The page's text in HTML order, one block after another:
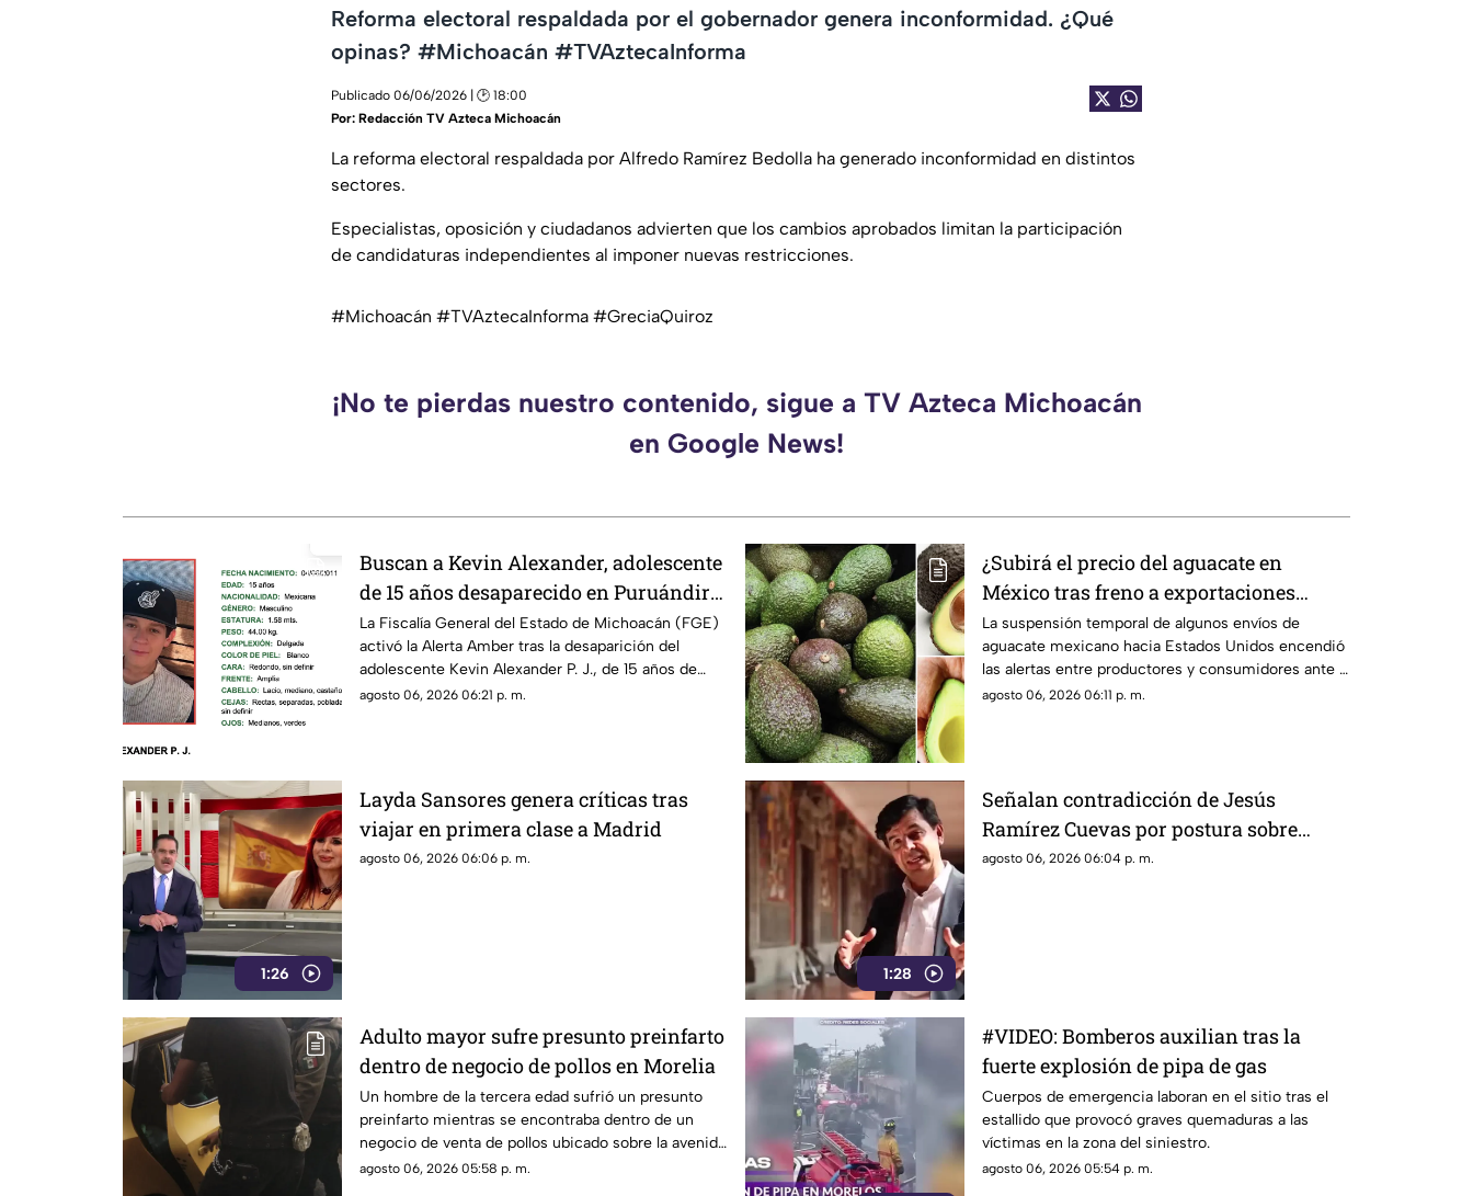
Reforma electoral respaldada por el gobernador genera inconformidad. ¿Qué
opinas? #Michoacán #TVAztecaInforma
Publicado 06/06/2026 | 🕑 18:00
Por: Redacción TV Azteca Michoacán
La reforma electoral respaldada por Alfredo Ramírez Bedolla ha generado inconformidad en distintos
sectores.
Especialistas, oposición y ciudadanos advierten que los cambios aprobados limitan la participación
de candidaturas independientes al imponer nuevas restricciones.
#Michoacán #TVAztecaInforma #GreciaQuiroz
¡No te pierdas nuestro contenido, sigue a TV Azteca Michoacán
en Google News!
Buscan a Kevin Alexander, adolescente
de 15 años desaparecido en Puruándiro,
Michoacán; activan Alerta Amber
La Fiscalía General del Estado de Michoacán (FGE)
activó la Alerta Amber tras la desaparición del
adolescente Kevin Alexander P. J., de 15 años de
edad, quien fue visto por última vez el pasado 1 de
agosto 06, 2026 06:21 p. m.
¿Subirá el precio del aguacate en
México tras freno a exportaciones
hacia Estados Unidos?
La suspensión temporal de algunos envíos de
aguacate mexicano hacia Estados Unidos encendió
las alertas entre productores y consumidores ante la
posibilidad de un impacto en los precios del llamado
agosto 06, 2026 06:11 p. m.
1:26
Layda Sansores genera críticas tras
viajar en primera clase a Madrid
agosto 06, 2026 06:06 p. m.
1:28
Señalan contradicción de Jesús
Ramírez Cuevas por postura sobre
publicidad oficial y medios
agosto 06, 2026 06:04 p. m.
Adulto mayor sufre presunto preinfarto
dentro de negocio de pollos en Morelia
Un hombre de la tercera edad sufrió un presunto
preinfarto mientras se encontraba dentro de un
negocio de venta de pollos ubicado sobre la avenida
Lázaro Cárdenas, en Morelia, durante la tarde de
agosto 06, 2026 05:58 p. m.
#VIDEO: Bomberos auxilian tras la
fuerte explosión de pipa de gas
Cuerpos de emergencia laboran en el sitio tras el
estallido que provocó graves quemaduras a las
víctimas en la zona del siniestro.
agosto 06, 2026 05:54 p. m.